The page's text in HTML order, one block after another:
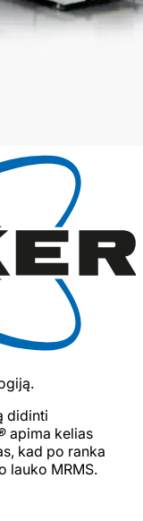
didinti
apima kelias
kad po ranka
lauko MRMS.